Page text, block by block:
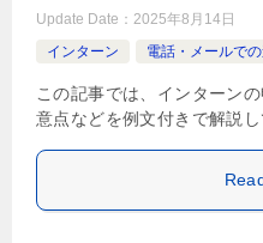
Update Date： 2025年8月14日
インターン
電話・メールで
この記事では、インターン
意点などを例文付きで解説